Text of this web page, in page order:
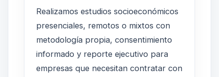
Realizamos estudios socioeconómicos
presenciales, remotos o mixtos con
metodología propia, consentimiento
informado y reporte ejecutivo para
empresas que necesitan contratar con